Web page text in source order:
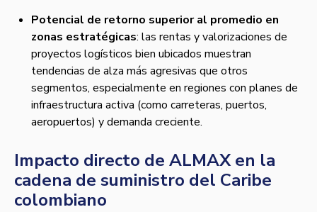
Potencial de retorno superior al promedio en
zonas estratégicas: las rentas y valorizaciones de
proyectos logísticos bien ubicados muestran
tendencias de alza más agresivas que otros
segmentos, especialmente en regiones con planes de
infraestructura activa (como carreteras, puertos,
aeropuertos) y demanda creciente.
Impacto directo de ALMAX en la
cadena de suministro del Caribe
colombiano